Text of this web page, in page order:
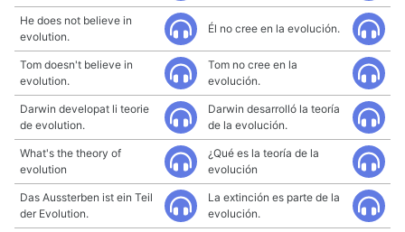
He does not believe in
evolution.
Él no cree en la evolución.
Tom doesn't believe in
evolution.
Tom no cree en la
evolución.
Darwin developat li teorie
de evolution.
Darwin desarrolló la teoría
de la evolución.
What's the theory of
evolution
¿Qué es la teoría de la
evolución
Das Aussterben ist ein Teil
der Evolution.
La extinción es parte de la
evolución.